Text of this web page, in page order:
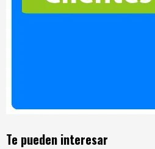
Te pueden interesar